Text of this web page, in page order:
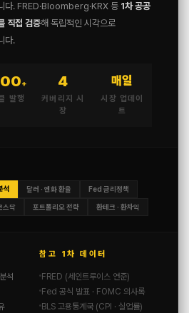
다. FRED·Bloomberg·KRX 등 1차 공공
직접 검증해 독립적인 시각으로
다.
+
발행
4
커버리지 시
장
매일
시장 업데이
트
석 달러 · 엔화 환율 Fed 금리정책
스닥 포트폴리오 전략 환테크 · 환차익
석
참고 1차 데이터
FRED (세인트루이스 연준)
Fed 공식 발표 · FOMC 의사록
BLS 고용통계국 (CPI · 실업률)